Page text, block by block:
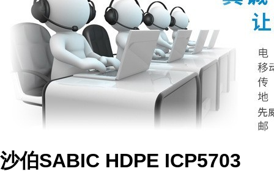
沙伯SABIC HDPE ICP5703